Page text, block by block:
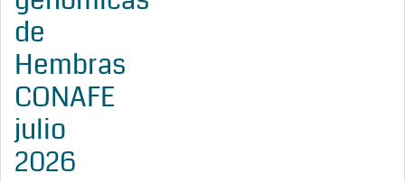
de
Hembras
CONAFE
julio
2026